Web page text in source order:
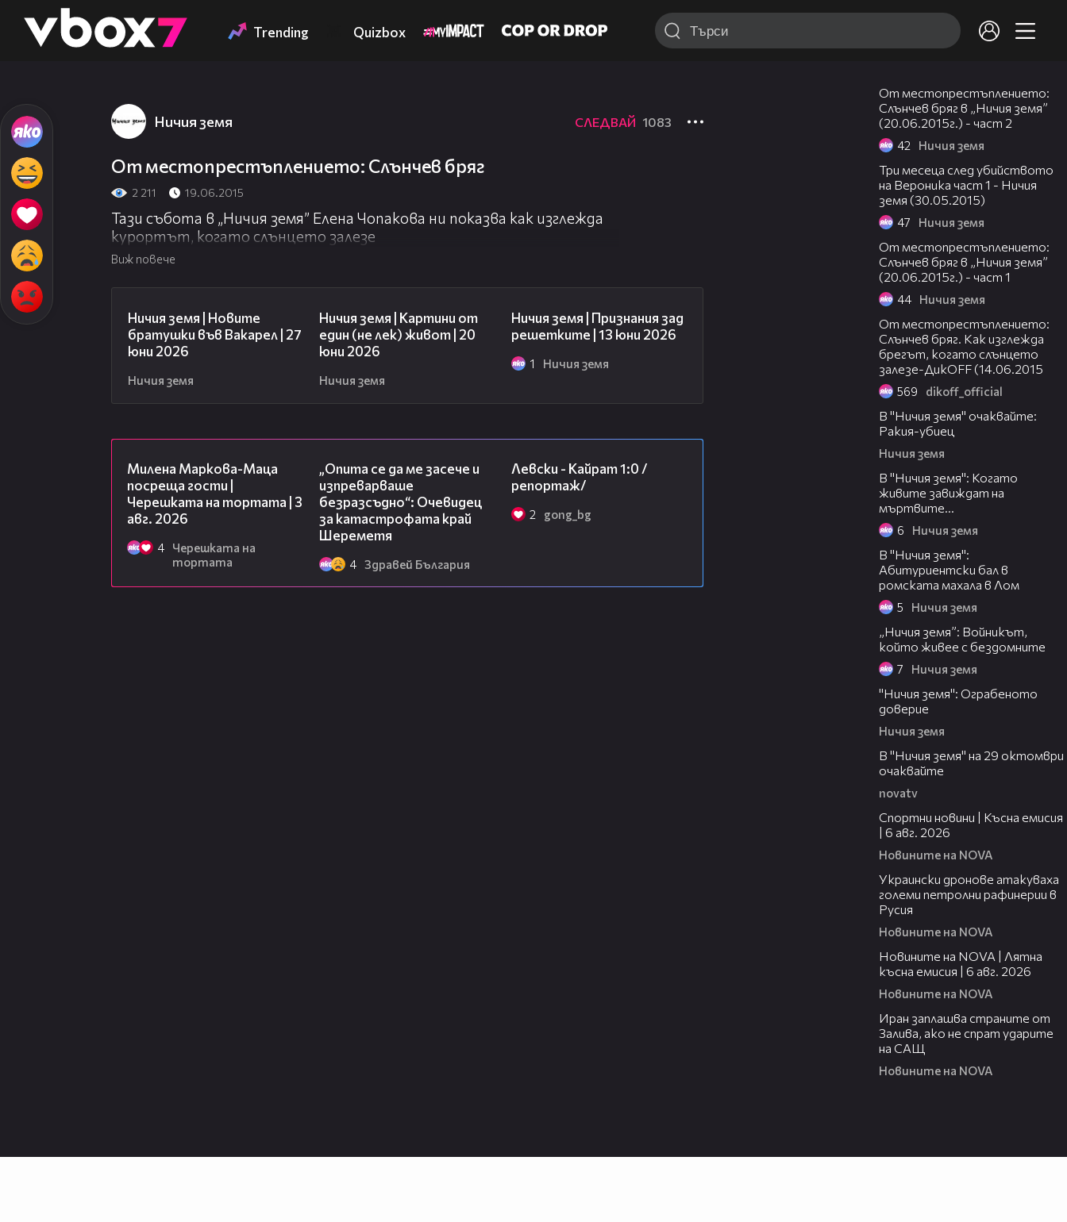
👾 Trending Quizbox
Ничия земя СЛЕДВАЙ 1083
От местопрестъплението: Слънчев бряг
2 211 19.06.2015
Тази събота в „Ничия земя” Елена Чопакова ни показва как изглежда
курортът, когато слънцето залезе
Виж повече
Ничия земя | Новите
братушки във Вакарел | 27
юни 2026
Ничия земя
Ничия земя | Картини от
един (не лек) живот | 20
юни 2026
Ничия земя
Ничия земя | Признания зад
решетките | 13 юни 2026
1 Ничия земя
Милена Маркова-Маца
посреща гости |
Черешката на тортата | 3
авг. 2026
4
Черешката на
тортата
„Опита се да ме засече и
изпреварваше
безразсъдно“: Очевидец
за катастрофата край
Шереметя
4 Здравей България
Левски - Кайрат 1:0 /
репортаж/
2 gong_bg
От местопрестъплението:
Слънчев бряг в „Ничия земя”
(20.06.2015г.) - част 2
42 Ничия земя
Три месеца след убийството
на Вероника част 1 - Ничия
земя (30.05.2015)
47 Ничия земя
От местопрестъплението:
Слънчев бряг в „Ничия земя”
(20.06.2015г.) - част 1
44 Ничия земя
От местопрестъплението:
Слънчев бряг. Как изглежда
брегът, когато слънцето
залезе-ДикOFF (14.06.2015
569 dikoff_official
В "Ничия земя" очаквайте:
Ракия-убиец
Ничия земя
В "Ничия земя": Когато
живите завиждат на
мъртвите...
6 Ничия земя
В "Ничия земя":
Абитуриентски бал в
ромската махала в Лом
5 Ничия земя
„Ничия земя”: Войникът,
който живее с бездомните
7 Ничия земя
"Ничия земя": Ограбеното
доверие
Ничия земя
В "Ничия земя" на 29 октомври
очаквайте
novatv
Спортни новини | Късна емисия
| 6 авг. 2026
Новините на NOVA
Украински дронове атакуваха
големи петролни рафинерии в
Русия
Новините на NOVA
Новините на NOVA | Лятна
късна емисия | 6 авг. 2026
Новините на NOVA
Иран заплашва страните от
Залива, ако не спрат ударите
на САЩ
Новините на NOVA